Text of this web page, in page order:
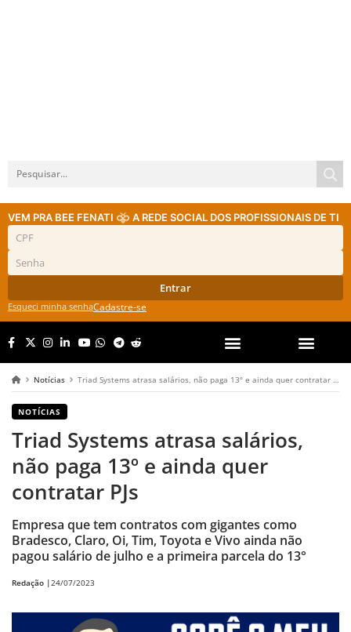
VEM PRA BEE FENATI A REDE SOCIAL DOS PROFISSIONAIS DE TI
Entrar
Esqueci minha senhaCadastre-se
Notícias Triad Systems atrasa salários, não paga 13º e ainda quer contratar PJs
NOTÍCIAS
Triad Systems atrasa salários,
não paga 13º e ainda quer
contratar PJs
Empresa que tem contratos com gigantes como
Bradesco, Claro, Oi, Tim, Toyota e Vivo ainda não
pagou salário de julho e a primeira parcela do 13°
Redação |24/07/2023